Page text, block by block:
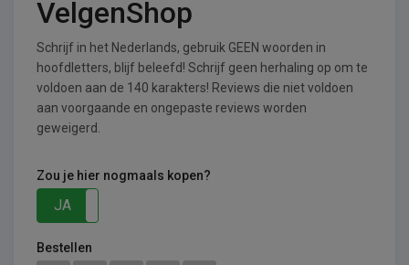
VelgenShop
Schrijf in het Nederlands, gebruik GEEN woorden in
hoofdletters, blijf beleefd! Schrijf geen herhaling op om te
voldoen aan de 140 karakters! Reviews die niet voldoen
aan voorgaande en ongepaste reviews worden
geweigerd.
Zou je hier nogmaals kopen?
JA
Bestellen